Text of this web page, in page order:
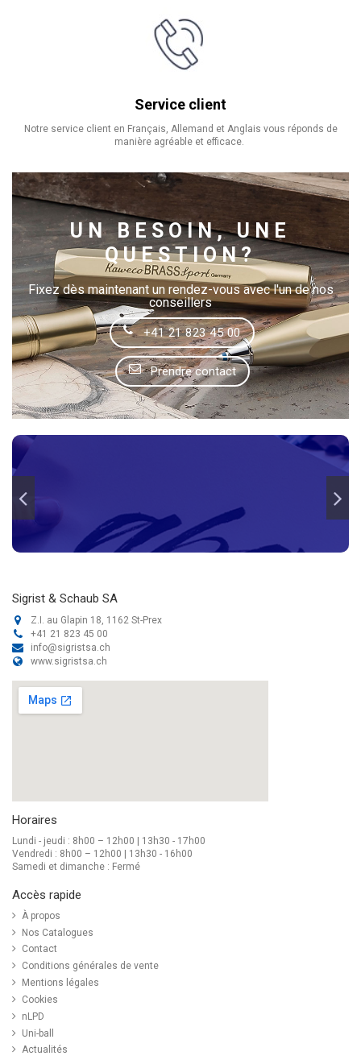
Service client
Notre service client en Français, Allemand et Anglais vous réponds de
manière agréable et efficace.
UN BESOIN, UNE
QUESTION?
Fixez dès maintenant un rendez-vous avec l'un de nos
conseillers
+41 21 823 45 00
Prendre contact
Sigrist & Schaub SA
Z.I. au Glapin 18, 1162 St-Prex
+41 21 823 45 00
info@sigristsa.ch
www.sigristsa.ch
Horaires
Lundi - jeudi : 8h00 – 12h00 | 13h30 - 17h00
Vendredi : 8h00 – 12h00 | 13h30 - 16h00
Samedi et dimanche : Fermé
Accès rapide
À propos
Nos Catalogues
Contact
Conditions générales de vente
Mentions légales
Cookies
nLPD
Uni-ball
Actualités